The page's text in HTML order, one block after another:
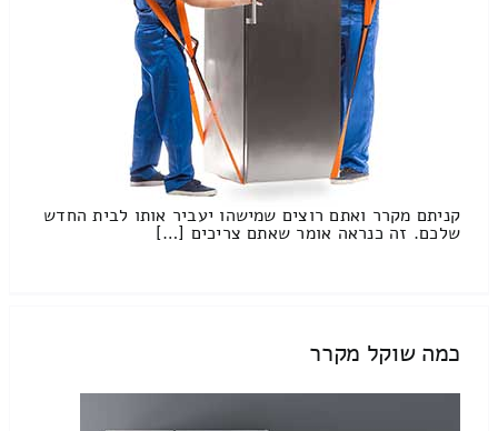
קניתם מקרר ואתם רוצים שמישהו יעביר אותו לבית החדש
שלכם. זה כנראה אומר שאתם צריכים […]
כמה שוקל מקרר